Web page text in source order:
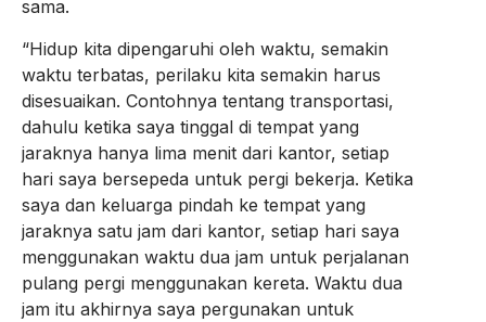
sama.
“Hidup kita dipengaruhi oleh waktu, semakin
waktu terbatas, perilaku kita semakin harus
disesuaikan. Contohnya tentang transportasi,
dahulu ketika saya tinggal di tempat yang
jaraknya hanya lima menit dari kantor, setiap
hari saya bersepeda untuk pergi bekerja. Ketika
saya dan keluarga pindah ke tempat yang
jaraknya satu jam dari kantor, setiap hari saya
menggunakan waktu dua jam untuk perjalanan
pulang pergi menggunakan kereta. Waktu dua
jam itu akhirnya saya pergunakan untuk